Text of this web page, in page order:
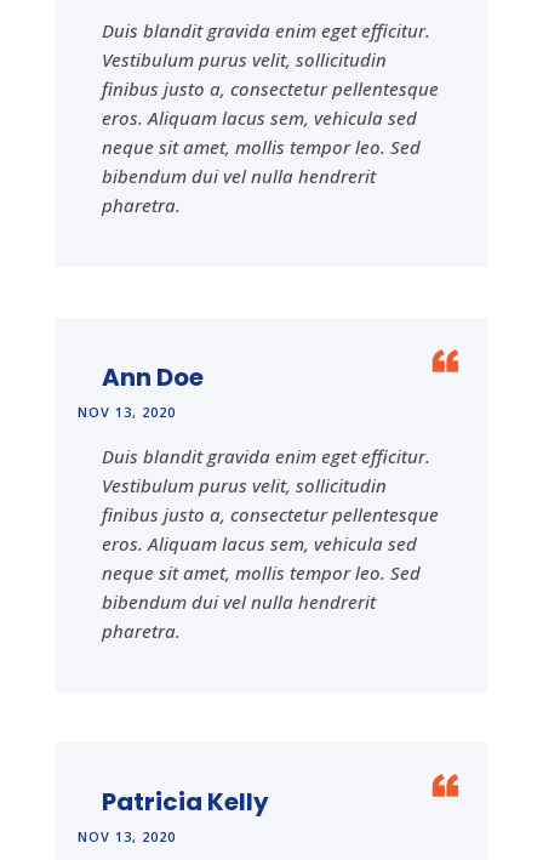
Duis blandit gravida enim eget efficitur.
Vestibulum purus velit, sollicitudin
finibus justo a, consectetur pellentesque
eros. Aliquam lacus sem, vehicula sed
neque sit amet, mollis tempor leo. Sed
bibendum dui vel nulla hendrerit
pharetra.
Ann Doe
NOV 13, 2020
Duis blandit gravida enim eget efficitur.
Vestibulum purus velit, sollicitudin
finibus justo a, consectetur pellentesque
eros. Aliquam lacus sem, vehicula sed
neque sit amet, mollis tempor leo. Sed
bibendum dui vel nulla hendrerit
pharetra.
Patricia Kelly
NOV 13, 2020